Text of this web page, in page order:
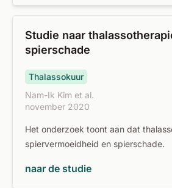
Studie naar
spierschade
Thalassokuur
Nam-Ik Kim et al.
november 2020
Het onderzoek toont aan dat
spiervermoeidheid en spierschade.
naar de studie